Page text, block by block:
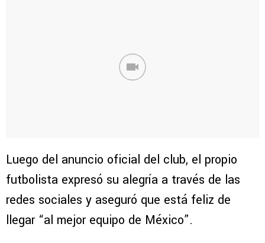
Luego del anuncio oficial del club, el propio
futbolista expresó su alegría a través de las
redes sociales y aseguró que está feliz de
llegar “al mejor equipo de México”.